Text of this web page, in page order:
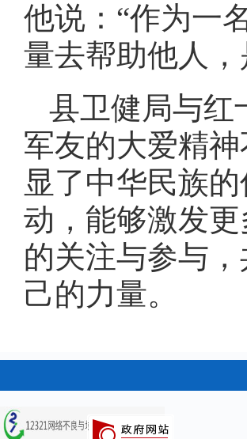
他说：“作为一
量去帮助他人
县卫健局与红
军友的大爱精
显了中华民族
动，能够激发
的关注与参与
己的力量。